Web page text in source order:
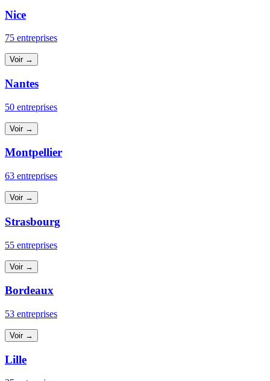
Nice
75 entreprises
Voir →
Nantes
50 entreprises
Voir →
Montpellier
63 entreprises
Voir →
Strasbourg
55 entreprises
Voir →
Bordeaux
53 entreprises
Voir →
Lille